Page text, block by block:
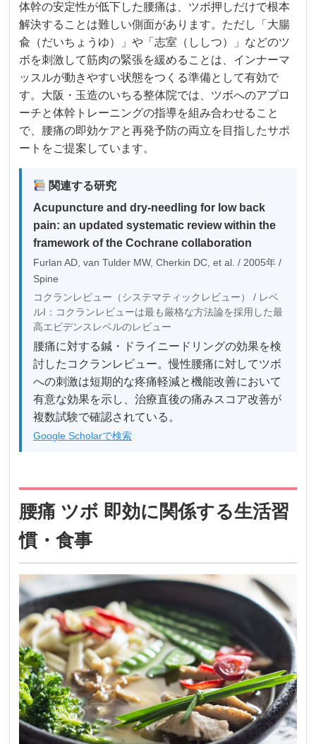
体幹の安定性が低下した腰痛は、ツボ押しだけで根本
解決することは難しい側面があります。ただし「大腸
兪（だいちょうゆ）」や「志室（ししつ）」などのツ
ボを刺激して筋肉の緊張を緩めることは、インナーマ
ッスルが動きやすい状態をつくる準備として有効で
す。大阪・玉造のいちる整体院では、ツボへのアプロ
ーチと体幹トレーニングの指導を組み合わせること
で、腰痛の即効ケアと再発予防の両立を目指したサポ
ートをご提案しています。
関連する研究
Acupuncture and dry-needling for low back
pain: an updated systematic review within the
framework of the Cochrane collaboration
Furlan AD, van Tulder MW, Cherkin DC, et al. / 2005年 /
Spine
コクランレビュー（システマティックレビュー） / レベ
ルI：コクランレビューは最も厳格な方法論を採用した最
高エビデンスレベルのレビュー
腰痛に対する鍼・ドライニードリングの効果を検
討したコクランレビュー。慢性腰痛に対してツボ
への刺激は短期的な疼痛軽減と機能改善において
有意な効果を示し、治療直後の痛みスコア改善が
複数試験で確認されている。
Google Scholarで検索
腰痛 ツボ 即効に関係する生活習
慣・食事